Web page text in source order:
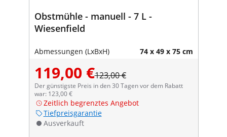
Obstmühle - manuell - 7 L -
Wiesenfield
Abmessungen (LxBxH) 74 x 49 x 75 cm
119,00 €123,00 €
Der günstigste Preis in den 30 Tagen vor dem Rabatt
war: 123,00 €
Zeitlich begrenztes Angebot
Tiefpreisgarantie
Ausverkauft